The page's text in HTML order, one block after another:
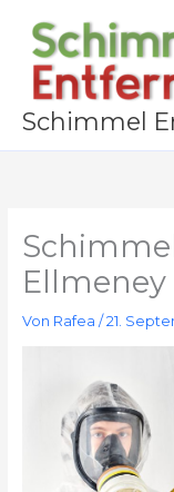
Inhalt
springen
Schimmel
Ellmeney
Von Rafea /21.